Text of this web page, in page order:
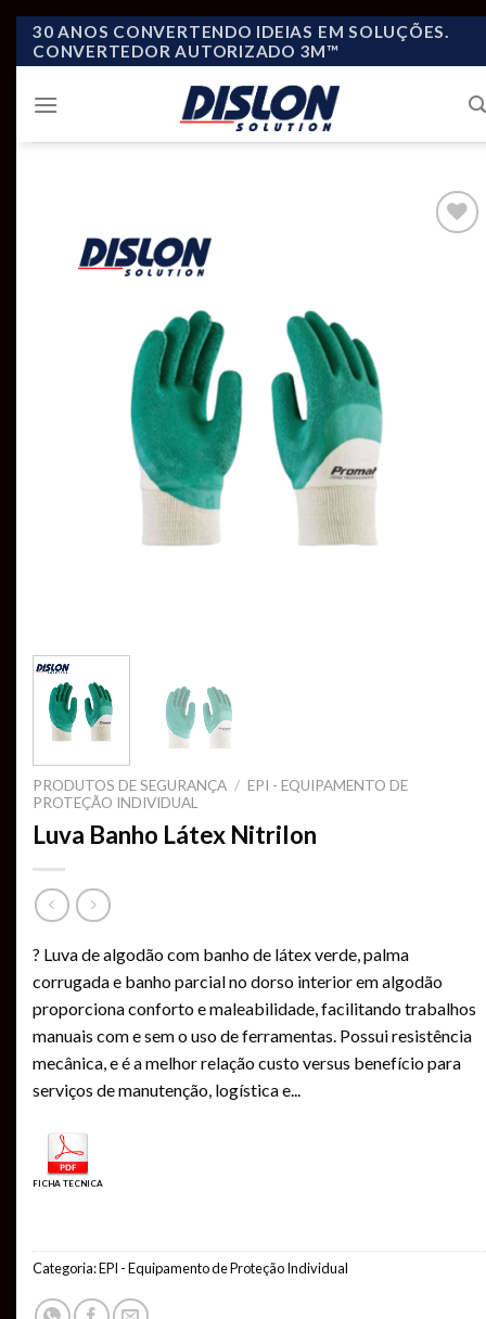
Skip
30 ANOS CONVERTENDO IDEIAS EM SOLUÇÕES.
CONVERTEDOR AUTORIZADO 3M™
PRODUTOS DE SEGURANÇA / EPI - EQUIPAMENTO DE
PROTEÇÃO INDIVIDUAL
Luva Banho Látex Nitrilon
? Luva de algodão com banho de látex verde, palma
corrugada e banho parcial no dorso interior em algodão
proporciona conforto e maleabilidade, facilitando trabalhos
manuais com e sem o uso de ferramentas. Possui resistência
mecânica, e é a melhor relação custo versus benefício para
serviços de manutenção, logística e
FICHA TECNICA
Categoria:EPI - Equipamento de Proteção Individual